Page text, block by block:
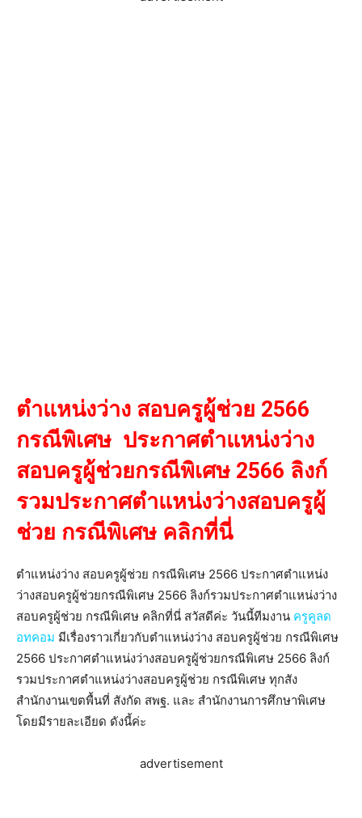
ตำแหน่งว่าง สอบครูผู้ช่วย 2566
กรณีพิเศษ ประกาศตำแหน่งว่าง
สอบครูผู้ช่วยกรณีพิเศษ 2566 ลิงก์
รวมประกาศตำแหน่งว่างสอบครูผู้
ช่วย กรณีพิเศษ คลิกที่นี่
ตำแหน่งว่าง สอบครูผู้ช่วย กรณีพิเศษ 2566 ประกาศตำแหน่ง
ว่างสอบครูผู้ช่วยกรณีพิเศษ 2566 ลิงก์รวมประกาศตำแหน่งว่าง
สอบครูผู้ช่วย กรณีพิเศษ คลิกที่นี่ สวัสดีค่ะ วันนี้ทีมงาน ครูคูลด
อทคอม มีเรื่องราวเกี่ยวกับตำแหน่งว่าง สอบครูผู้ช่วย กรณีพิเศษ
2566 ประกาศตำแหน่งว่างสอบครูผู้ช่วยกรณีพิเศษ 2566 ลิงก์
รวมประกาศตำแหน่งว่างสอบครูผู้ช่วย กรณีพิเศษ ทุกสัง
สำนักงานเขตพื้นที่ สังกัด สพฐ. และ สำนักงานการศึกษาพิเศษ
โดยมีรายละเอียด ดังนี้ค่ะ
advertisement